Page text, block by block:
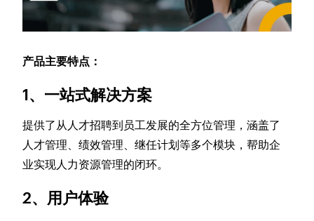
产品主要特点：
1、一站式解决方案
提供了从人才招聘到员工发展的全方位管理，涵盖了
人才管理、绩效管理、继任计划等多个模块，帮助企
业实现人力资源管理的闭环。
2、用户体验